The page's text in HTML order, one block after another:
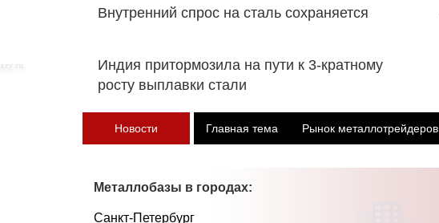
Внутренний спрос на сталь сохраняется
Индия притормозила на пути к 3-кратному
росту выплавки стали
Новости Главная тема Рынок металлотрейдеров
Металлобазы в городах:
Санкт-Петербург